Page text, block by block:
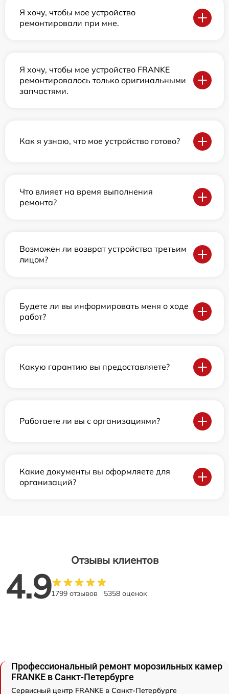
Я хочу, чтобы мое устройство
ремонтировали при мне.
Я хочу, чтобы мое устройство FRANKE
ремонтировалось только оригинальными
запчастями.
Как я узнаю, что мое устройство готово?
Что влияет на время выполнения
ремонта?
Возможен ли возврат устройства третьим
лицом?
Будете ли вы информировать меня о ходе
работ?
Какую гарантию вы предоставляете?
Работаете ли вы с организациями?
Какие документы вы оформляете для
организаций?
Отзывы клиентов
4.91799 отзывов 5358 оценок
Профессиональный ремонт морозильных камер
FRANKE в Санкт-Петербурге
Сервисный центр FRANKE в Санкт-Петербурге